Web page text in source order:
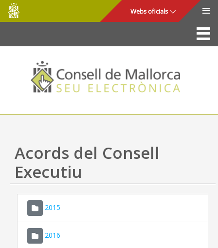
Salta al contingut principal
Consell
de
Mallorca
Webs oficials
La Seu
Consell de Mallorca
Accés i seguretat
Utilitats
Ajuda
Acords del Consell
Executiu
2015
2016